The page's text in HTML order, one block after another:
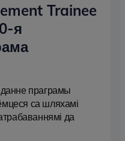
Trainee
я
праграмы
са шляхамі
да